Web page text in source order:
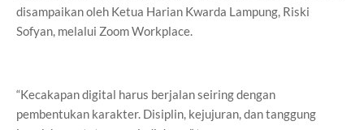
disampaikan oleh Ketua Harian Kwarda Lampung, Riski
Sofyan, melalui Zoom Workplace.
“Kecakapan digital harus berjalan seiring dengan
pembentukan karakter. Disiplin, kejujuran, dan tanggung